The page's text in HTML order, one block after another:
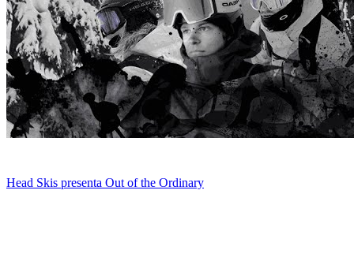
Head Skis presenta Out of the Ordinary